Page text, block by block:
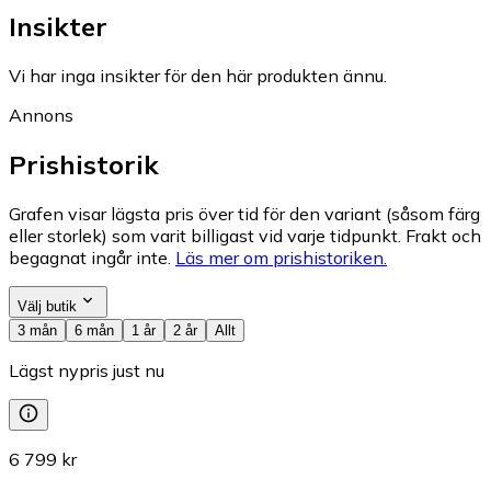
Insikter
Vi har inga insikter för den här produkten ännu.
Annons
Prishistorik
Grafen visar lägsta pris över tid för den variant (såsom färg
eller storlek) som varit billigast vid varje tidpunkt. Frakt och
begagnat ingår inte. Läs mer om prishistoriken.
Välj butik
3 mån
6 mån 1 år 2 år Allt
Lägst nypris just nu
6 799 kr